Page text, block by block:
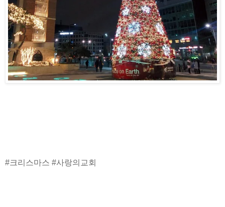
#크리스마스 #사랑의교회